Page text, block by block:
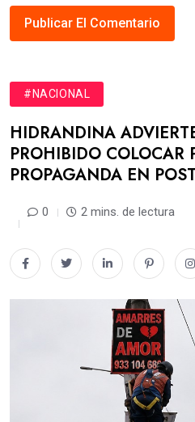
#NACIONAL
HIDRANDINA
PROHIBIDO COLOCAR
PROPAGANDA EN
0 2 mins. de lectura